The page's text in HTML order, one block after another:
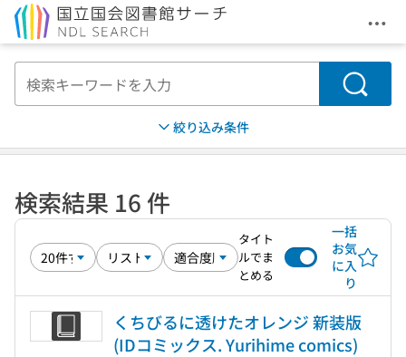
メ
検索
絞り込み条件
検索結果 16 件
タイト
ルでま
とめる
一括
お気
に入
り
くちびるに透けたオレンジ 新装版
(IDコミックス. Yurihime comics)